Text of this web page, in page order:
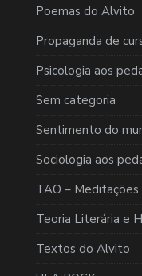
Poemas do Alvito
Propaganda de
Psicologia aos
Sem categoria
Sentimento do
Sociologia aos
TAO – Meditações
Teoria Literária e
Textos do Alvito